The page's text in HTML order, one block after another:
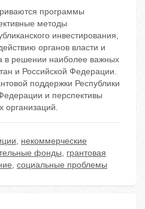
программы
методы
инвестирования,
органов власти и
в решении наиболее важных
и Российской Федерации.
поддержки Республики
и перспективы
организаций.
, некоммерческие
фонды, грантовая
, социальные проблемы